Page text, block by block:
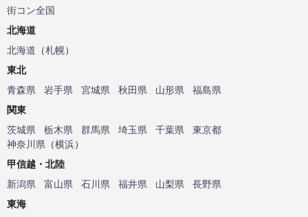
街コン全国
北海道
北海道 （札幌）
東北
青森県
岩手県 宮城県 秋田県 山形県
福島県
関東
茨城県
栃木県 群馬県 埼玉県 千葉県
東京都
神奈川県 （横浜）
甲信越・北陸
新潟県
富山県 石川県 福井県 山梨県
長野県
東海